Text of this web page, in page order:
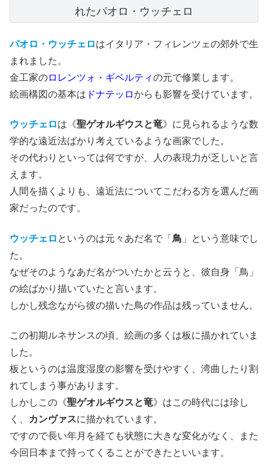
れたパオロ・ウッチェロ
パオロ・ウッチェロはイタリア・フィレンツェの郊外で生
まれました。
金工家のロレンツォ・ギベルティの元で修業します。
絵画構図の基本は ドナテッロからも影響を受けています。
ウッチェロは《聖ゲオルギウスと竜》に見られるような数
学的な遠近法ばかり考えているような画家でした。
その代わりといっては何ですが、人の表現力が乏しいと言
えます。
人間を描くよりも、遠近法についてこだわる方を選んだ画
家だったのです。
ウッチェロ というのは元々あだ名で「 鳥 」という意味でし
た。
なぜそのようなあだ名がついたかと云うと、彼自身「鳥」
の絵ばかり描いていたと言います。
しかし残念ながら彼の描いた鳥の作品は残っていません。
この初期ルネサンスの頃、絵画の多くは板に描かれていま
した。
板というのは温度湿度の影響を受けやすく、湾曲したり割
れてしまう事があります。
しかしこの《聖ゲオルギウスと竜》はこの時代には珍し
く、
カンヴァスに描かれています。
ですので長い年月を経ても状態に大きな変化がなく、また
今回日本まで持ってくることができたといいます。